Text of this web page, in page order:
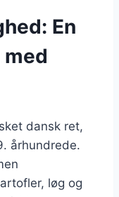
En
dansk ret,
århundrede.
løg og